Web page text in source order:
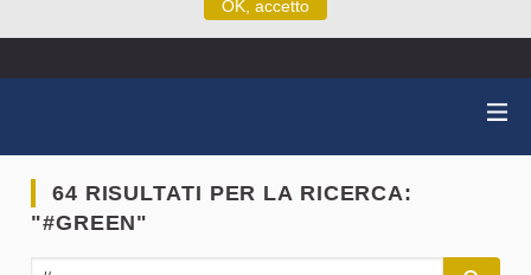
OK, accetto
64 RISULTATI PER LA RICERCA:
"#GREEN"